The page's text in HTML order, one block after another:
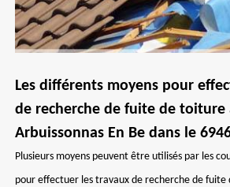
Les différents moyens pour
de recherche de fuite de toiture
Arbuissonnas En Be dans le
Plusieurs moyens peuvent être utilisés par les
pour effectuer les travaux de recherche de